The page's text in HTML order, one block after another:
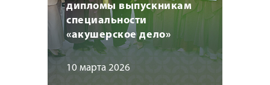
дипломы выпускникам
специальности
«акушерское дело»
10 марта 2026